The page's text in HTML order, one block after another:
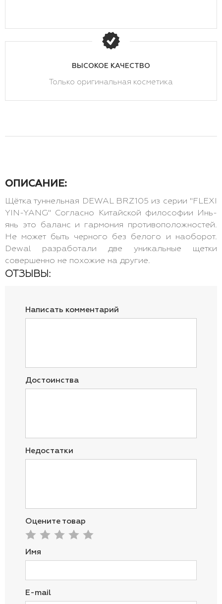
ВЫСОКОЕ КАЧЕСТВО
Только оригинальная косметика
ОПИСАНИЕ:
Щётка туннельная DEWAL BRZ105 из серии "FLEXI
YIN-YANG" Согласно Китайской философии Инь-
янь это баланс и гармония противоположностей.
Не может быть черного без белого и наоборот.
Dewal разработали две уникальные щетки
совершенно не похожие на другие.
ОТЗЫВЫ:
Написать комментарий
Достоинства
Недостатки
Оцените товар
Имя
E-mail